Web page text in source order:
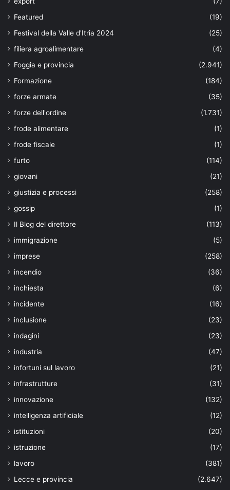
Featured
(19)
Festival della Valle d'Itria 2024
(25)
filiera agroalimentare
(4)
Foggia e provincia
(2.941)
Formazione
(184)
forze armate
(35)
forze dell'ordine
(1.731)
frode alimentare
(1)
frode fiscale
(1)
furto
(114)
giovani
(21)
giustizia e processi
(258)
gossip
(1)
Il Blog del direttore
(113)
immigrazione
(5)
imprese
(258)
incendio
(36)
inchiesta
(6)
incidente
(16)
inclusione
(23)
indagini
(23)
industria
(47)
infortuni sul lavoro
(21)
infrastrutture
(31)
innovazione
(132)
intelligenza artificiale
(12)
istituzioni
(20)
istruzione
(17)
lavoro
(381)
Lecce e provincia
(2.647)